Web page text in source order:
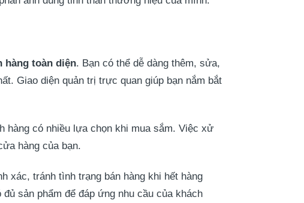
hàng toàn diện. Bạn có thể dễ dàng thêm, sửa,
Giao diện quản trị trực quan giúp bạn nắm bắt
hàng có nhiều lựa chọn khi mua sắm. Việc xử
hàng của bạn.
xác, tránh tình trạng bán hàng khi hết hàng
sản phẩm để đáp ứng nhu cầu của khách